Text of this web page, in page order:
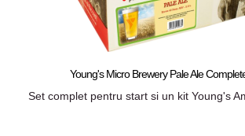
Young's Micro Brewery Pale Ale
Set complet pentru start si un kit Young's